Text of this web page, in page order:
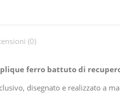
(0)
ferro battuto di
disegnato e realizzato a